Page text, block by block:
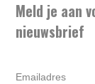
Meld je aan
nieuwsbrief
Emailadres